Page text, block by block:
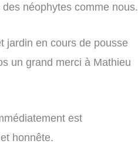
néophytes comme nous.
jardin en cours de pousse
un grand merci à Mathieu
est
honnête.